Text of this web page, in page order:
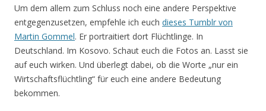
Um dem allem zum Schluss noch eine andere Perspektive
entgegenzusetzen, empfehle ich euch dieses Tumblr von
Martin Gommel. Er portraitiert dort Flüchtlinge. In
Deutschland. Im Kosovo. Schaut euch die Fotos an. Lasst sie
auf euch wirken. Und überlegt dabei, ob die Worte „nur ein
Wirtschaftsflüchtling“ für euch eine andere Bedeutung
bekommen.